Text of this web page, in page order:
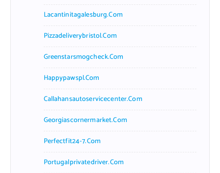
Lacantinitagalesburg.com
Pizzadeliverybristol.com
Greenstarsmogcheck.com
Happypawspl.com
Callahansautoservicecenter.com
Georgiascornermarket.com
Perfectfit24-7.com
Portugalprivatedriver.com